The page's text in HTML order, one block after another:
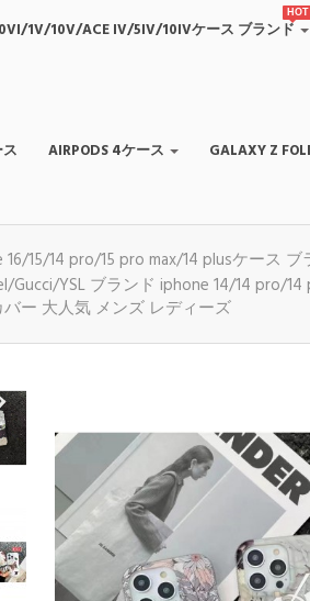
HOT
1V/10V/ACE IV/5IV/10IVケース ブランド
AIRPODS 4ケース GALAXY Z
16/15/14 pro/15 pro max/14 plusケース ブ
Gucci/YSL ブランド iphone 14/14 pro/
バー 大人気 メンズ レディーズ